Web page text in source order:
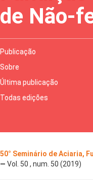
de Não-
Publicação
Sobre
Última publicação
Todas edições
50° Seminário de Aciaria,
— Vol. 50 , num. 50 (2019)